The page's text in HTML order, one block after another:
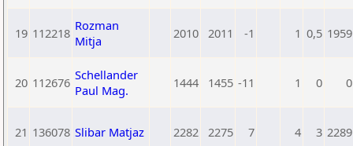
19 112218 Rozman
Mitja
2010 2011 -1 1 0,5 1959
20 112676 Schellander
Paul Mag.
1444 1455 -11 1 0 0
21 136078 Slibar Matjaz 2282 2275 7 4 3 2289